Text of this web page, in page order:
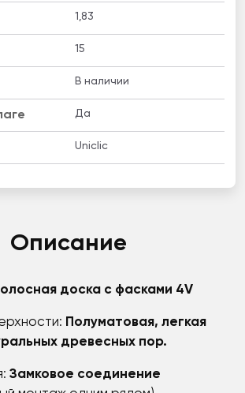
1,83
15
В наличии
Да
Uniclic
Описание
доска с фасками 4V
Полуматовая, легкая
древесных пор.
Замковое соединение